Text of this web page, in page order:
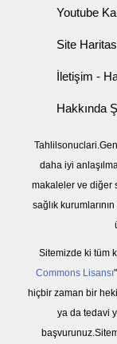
Youtube
Site
İletişim -
Hakkında
daha iyi
makaleler ve diğer
sağlık
Sitemizde ki tüm
Commons Lisansı
hiçbir zaman bir
ya da tedavi